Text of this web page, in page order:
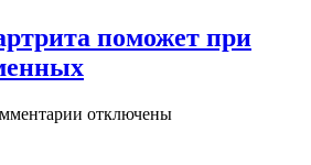
поможет при
котключены